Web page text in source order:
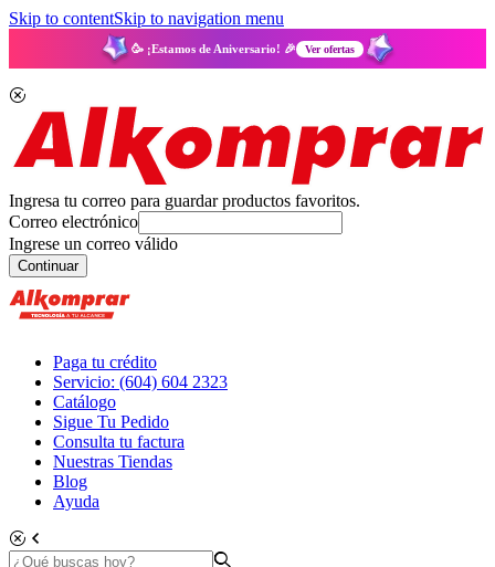
Skip to contentSkip to navigation menu
🥳 ¡Estamos de Aniversario! 🎉 Ver ofertas
Ingresa tu correo para guardar productos favoritos.
Correo electrónico
Ingrese un correo válido
Continuar
Paga tu crédito
Servicio: (604) 604 2323
Catálogo
Sigue Tu Pedido
Consulta tu factura
Nuestras Tiendas
Blog
Ayuda